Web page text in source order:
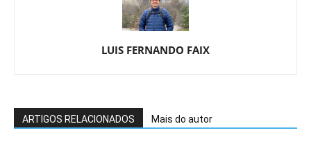
LUIS FERNANDO FAIX
ARTIGOS RELACIONADOS Mais do autor